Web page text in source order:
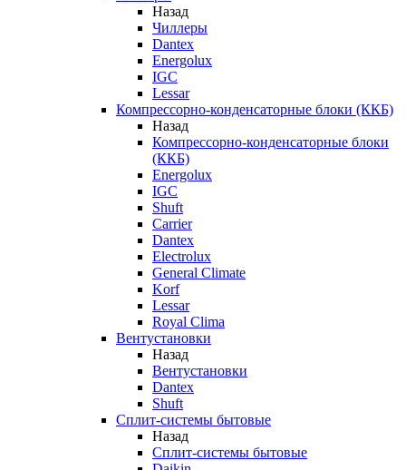
Назад
Чиллеры
Dantex
Energolux
IGC
Lessar
Компрессорно-конденсаторные блоки (ККБ)
Назад
Компрессорно-конденсаторные блоки
(ККБ)
Energolux
IGC
Shuft
Carrier
Dantex
Electrolux
General Climate
Korf
Lessar
Royal Clima
Вентустановки
Назад
Вентустановки
Dantex
Shuft
Сплит-системы бытовые
Назад
Сплит-системы бытовые